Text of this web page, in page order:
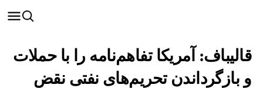
قالیباف: آمریکا تفاهم‌نامه را با حملات
و بازگرداندن تحریم‌های نفتی نقض